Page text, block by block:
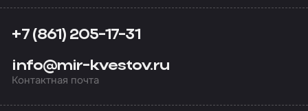
+7 (861) 205-17-31
info@mir-kvestov.ru
Контактная почта